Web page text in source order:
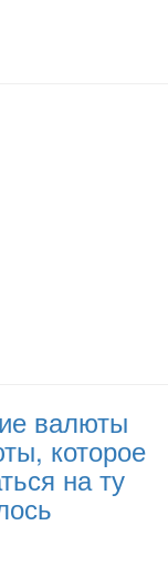
валюты
которое
на ту